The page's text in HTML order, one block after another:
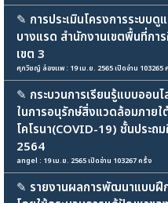
✎ การประเมินโครงการระบบ
บางแรด สำนักงานเขตพื้นที่กา
เขต 3
ศุภวิชญ์ ล่องแพ : 19 เม.ย. 2565 เปิดอ่าน 103265
✎ กระบวนการเรียนรู้แบบออน
ในการอนุรักษ์สิ่งแวดล้อมภาย
โคโรนา(COVID-19) ชั้นประถ
2564
angel : 19 เม.ย. 2565 เปิดอ่าน 103267 ครั้ง
✎ รายงานผลการพัฒนาแบบฝึ